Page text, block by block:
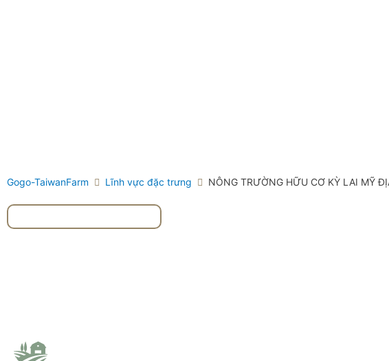
Gogo-TaiwanFarm Lĩnh vực đặc trưng NÔNG TRƯỜNG HỮU CƠ KỲ LAI MỸ